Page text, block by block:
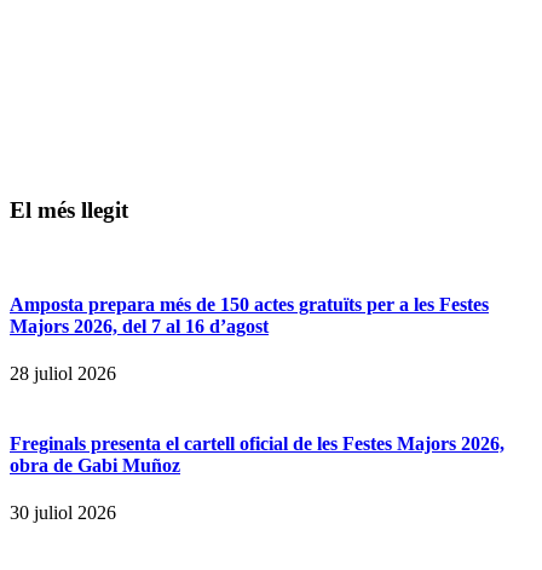
El més llegit
Amposta prepara més de 150 actes gratuïts per a les Festes
Majors 2026, del 7 al 16 d’agost
28 juliol 2026
Freginals presenta el cartell oficial de les Festes Majors 2026,
obra de Gabi Muñoz
30 juliol 2026